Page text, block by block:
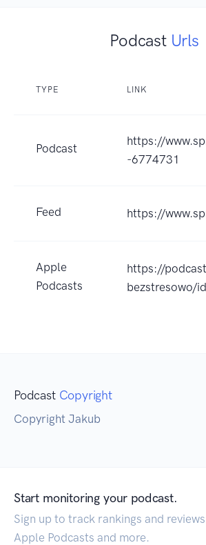
Podcast Urls
TYPE LINK
Podcast
https://
-6774731
Feed https://
Apple
Podcasts
https://
bezstresowo/
Podcast Copyright
Copyright Jakub
Start monitoring your podcast.
Sign up to track rankings and
Apple Podcasts and more.